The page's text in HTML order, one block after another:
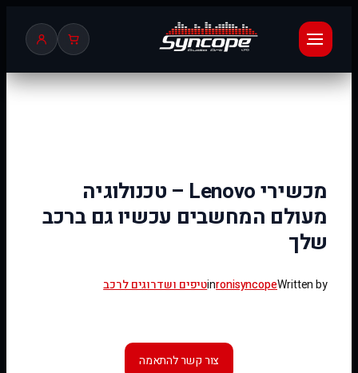
לדלג
מכשירי Lenovo – טכנולוגיה
מעולם המחשבים עכשיו גם ברכב
שלך
Written by
ronisyncope
inטיפים ושדרוגים לרכב